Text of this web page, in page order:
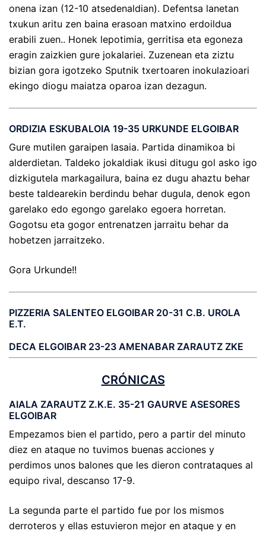
onena izan (12-10 atsedenaldian). Defentsa lanetan
txukun aritu zen baina erasoan matxino erdoildua
erabili zuen.. Honek lepotimia, gerritisa eta egoneza
eragin zaizkien gure jokalariei. Zuzenean eta ziztu
bizian gora igotzeko Sputnik txertoaren inokulazioari
ekingo diogu maiatza oparoa izan dezagun.
ORDIZIA ESKUBALOIA 19-35 URKUNDE ELGOIBAR
Gure mutilen garaipen lasaia. Partida dinamikoa bi
alderdietan. Taldeko jokaldiak ikusi ditugu gol asko igo
dizkigutela markagailura, baina ez dugu ahaztu behar
beste taldearekin berdindu behar dugula, denok egon
garelako edo egongo garelako egoera horretan.
Gogotsu eta gogor entrenatzen jarraitu behar da
hobetzen jarraitzeko.
Gora Urkunde!!
PIZZERIA SALENTEO ELGOIBAR 20-31 C.B. UROLA
E.T.
DECA ELGOIBAR 23-23 AMENABAR ZARAUTZ ZKE
CRÓNICAS
AIALA ZARAUTZ Z.K.E. 35-21 GAURVE ASESORES
ELGOIBAR
Empezamos bien el partido, pero a partir del minuto
diez en ataque no tuvimos buenas acciones y
perdimos unos balones que les dieron contrataques al
equipo rival, descanso 17-9.
La segunda parte el partido fue por los mismos
derroteros y ellas estuvieron mejor en ataque y en